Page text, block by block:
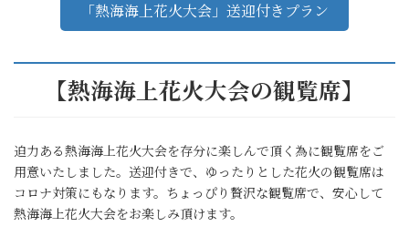
「熱海海上花火大会」送迎付きプラン
【熱海海上花火大会の観覧席】
迫力ある熱海海上花火大会を存分に楽しんで頂く為に観覧席をご
用意いたしました。送迎付きで、ゆったりとした花火の観覧席は
コロナ対策にもなります。ちょっぴり贅沢な観覧席で、安心して
熱海海上花火大会をお楽しみ頂けます。